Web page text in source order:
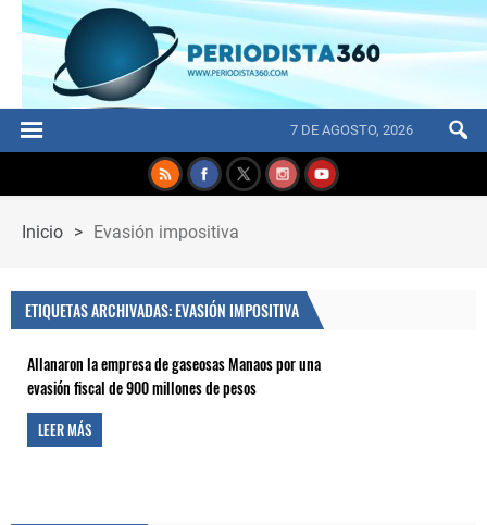
7 DE AGOSTO, 2026
Inicio > Evasión impositiva
ETIQUETAS ARCHIVADAS: EVASIÓN IMPOSITIVA
Allanaron la empresa de gaseosas Manaos por una
evasión fiscal de 900 millones de pesos
LEER MÁS